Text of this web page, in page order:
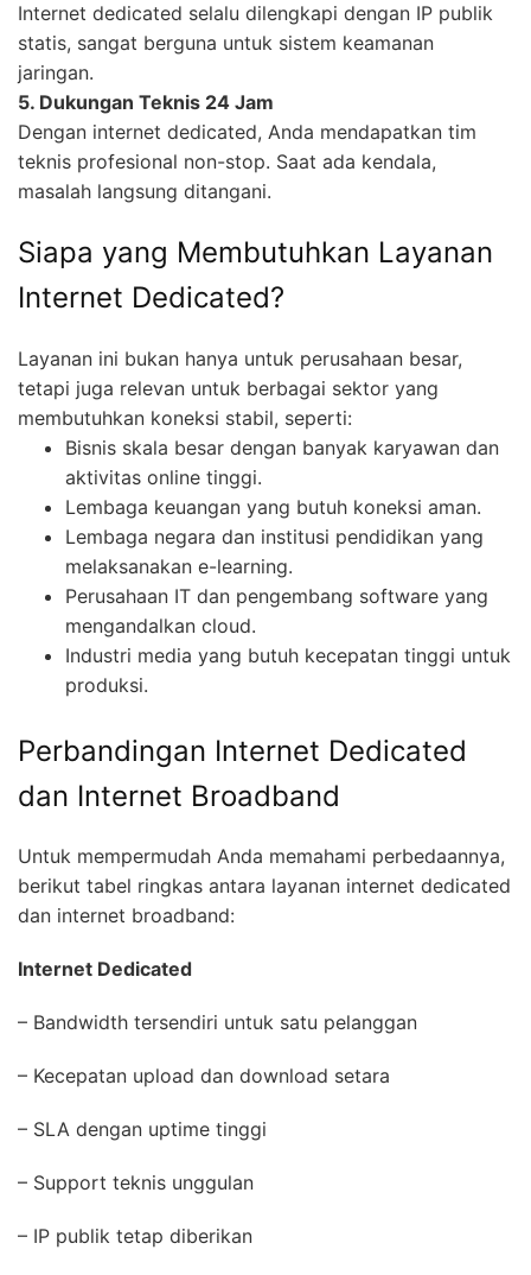
Internet dedicated selalu dilengkapi dengan IP publik
statis, sangat berguna untuk sistem keamanan
jaringan.
5. Dukungan Teknis 24 Jam
Dengan internet dedicated, Anda mendapatkan tim
teknis profesional non-stop. Saat ada kendala,
masalah langsung ditangani.
Siapa yang Membutuhkan Layanan
Internet Dedicated?
Layanan ini bukan hanya untuk perusahaan besar,
tetapi juga relevan untuk berbagai sektor yang
membutuhkan koneksi stabil, seperti:
Bisnis skala besar dengan banyak karyawan dan
aktivitas online tinggi.
Lembaga keuangan yang butuh koneksi aman.
Lembaga negara dan institusi pendidikan yang
melaksanakan e-learning.
Perusahaan IT dan pengembang software yang
mengandalkan cloud.
Industri media yang butuh kecepatan tinggi untuk
produksi.
Perbandingan Internet Dedicated
dan Internet Broadband
Untuk mempermudah Anda memahami perbedaannya,
berikut tabel ringkas antara layanan internet dedicated
dan internet broadband:
Internet Dedicated
– Bandwidth tersendiri untuk satu pelanggan
– Kecepatan upload dan download setara
– SLA dengan uptime tinggi
– Support teknis unggulan
– IP publik tetap diberikan